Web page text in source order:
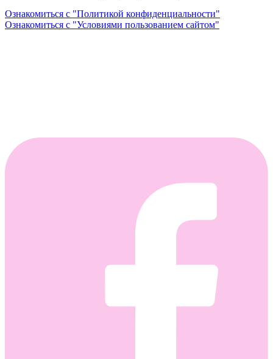
Ознакомиться с "Политикой конфиденциальности"
Ознакомиться с "Условиями пользованием сайтом"